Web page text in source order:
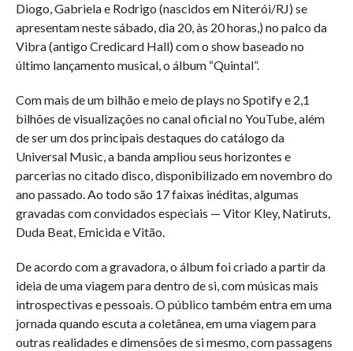
Diogo, Gabriela e Rodrigo (nascidos em Niterói/RJ) se
apresentam neste sábado, dia 20, às 20 horas,) no palco da
Vibra (antigo Credicard Hall) com o show baseado no
último lançamento musical, o álbum “Quintal”.
Com mais de um bilhão e meio de plays no Spotify e 2,1
bilhões de visualizações no canal oficial no YouTube, além
de ser um dos principais destaques do catálogo da
Universal Music, a banda ampliou seus horizontes e
parcerias no citado disco, disponibilizado em novembro do
ano passado. Ao todo são 17 faixas inéditas, algumas
gravadas com convidados especiais — Vitor Kley, Natiruts,
Duda Beat, Emicida e Vitão.
De acordo com a gravadora, o álbum foi criado a partir da
ideia de uma viagem para dentro de si, com músicas mais
introspectivas e pessoais. O público também entra em uma
jornada quando escuta a coletânea, em uma viagem para
outras realidades e dimensões de si mesmo, com passagens